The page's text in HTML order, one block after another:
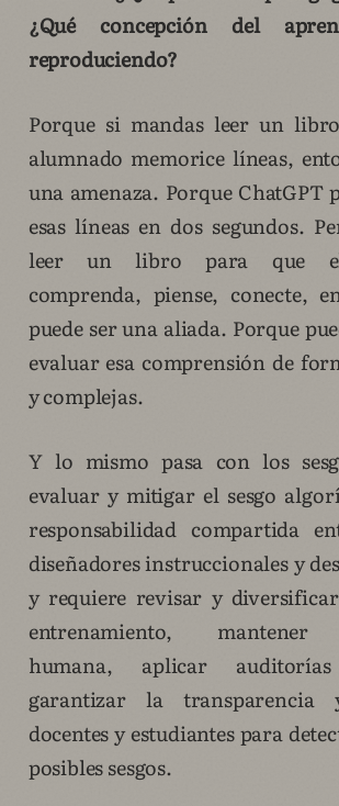
¿Qué concepción del
reproduciendo?
Porque si mandas leer un
alumnado memorice líneas,
una amenaza. Porque ChatGPT
esas líneas en dos segundos.
leer un libro para que el
comprenda, piense, conecte,
puede ser una aliada. Porque
evaluar esa comprensión de
y complejas.
Y lo mismo pasa con los
evaluar y mitigar el sesgo
responsabilidad compartida
diseñadores instruccionales y
y requiere revisar y
entrenamiento, mantener
humana, aplicar auditorías
garantizar la
docentes y estudiantes para
posibles sesgos.